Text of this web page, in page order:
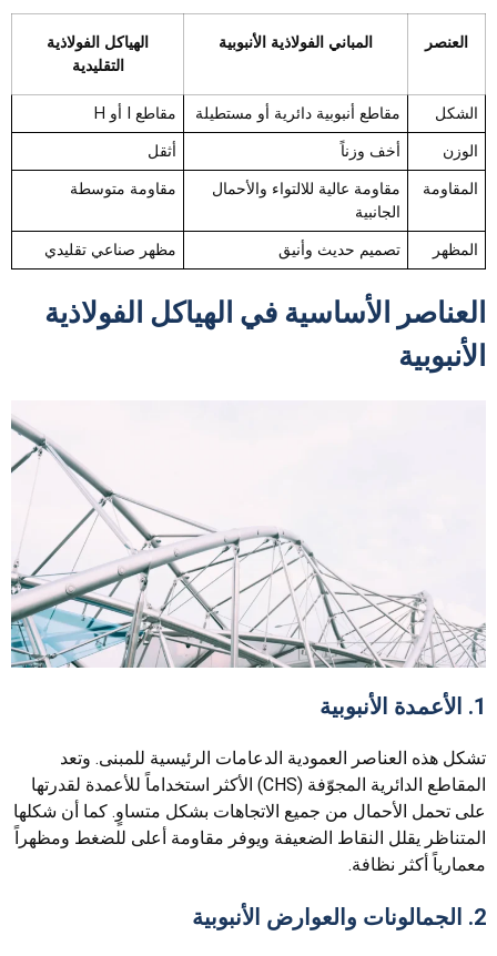
العنصر المباني الفولاذية الأنبوبية
الهياكل الفولاذية
التقليدية
الشكل مقاطع أنبوبية دائرية أو مستطيلة
مقاطع I أو H
الوزن
أخف وزناً
أثقل
المقاومة
مقاومة عالية للالتواء والأحمال
الجانبية
مقاومة متوسطة
المظهر تصميم حديث وأنيق مظهر صناعي تقليدي
العناصر الأساسية في الهياكل الفولاذية
الأنبوبية
1. الأعمدة الأنبوبية
تشكل هذه العناصر العمودية الدعامات الرئيسية للمبنى. وتعد
المقاطع الدائرية المجوّفة (CHS) الأكثر استخداماً للأعمدة لقدرتها
على تحمل الأحمال من جميع الاتجاهات بشكل متساوٍ. كما أن شكلها
المتناظر يقلل النقاط الضعيفة ويوفر مقاومة أعلى للضغط ومظهراً
معمارياً أكثر نظافة.
2. الجمالونات والعوارض الأنبوبية